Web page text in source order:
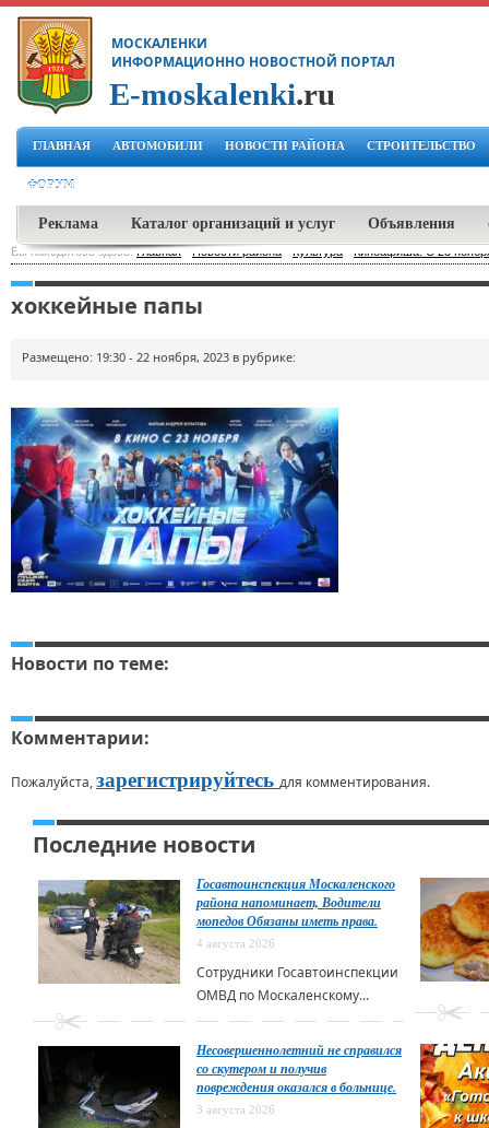
МОСКАЛЕНКИ
ИНФОРМАЦИОННО НОВОСТНОЙ ПОРТАЛ
E-moskalenki.ru
ГЛАВНАЯ АВТОМОБИЛИ НОВОСТИ РАЙОНА СТРОИТЕЛЬСТВО
ФОРУМ
Реклама Каталог организаций и услуг Объявления
Вы находитесь здесь:Главная-Новости района Культура Киноафиша: С 23
хоккейные папы
Размещено: 19:30 - 22 ноября, 2023 в рубрике:
Новости по теме:
Комментарии:
Пожалуйста,зарегистрируйтесь для комментирования.
Последние новости
Госавтоинспекция Москаленского
района напоминает, Водители
мопедов Обязаны иметь права.
4 августа 2026
Сотрудники Госавтоинспекции
ОМВД по Москаленскому...
Несовершеннолетний не справился
со скутером и получив
повреждения оказался в больнице.
3 августа 2026